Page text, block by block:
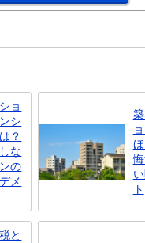
ョ
シ
？
な
の
メ
ト
と